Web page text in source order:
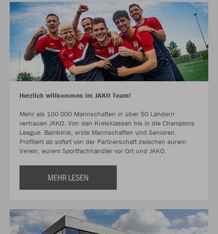
Herzlich willkommen im JAKO Team!
Mehr als 100.000 Mannschaften in über 50 Ländern
vertrauen JAKO. Von den Kreisklassen bis in die Champions
League. Bambinis, erste Mannschaften und Senioren.
Profitiert ab sofort von der Partnerschaft zwischen eurem
Verein, eurem Sportfachhändler vor Ort und JAKO.
MEHR LESEN